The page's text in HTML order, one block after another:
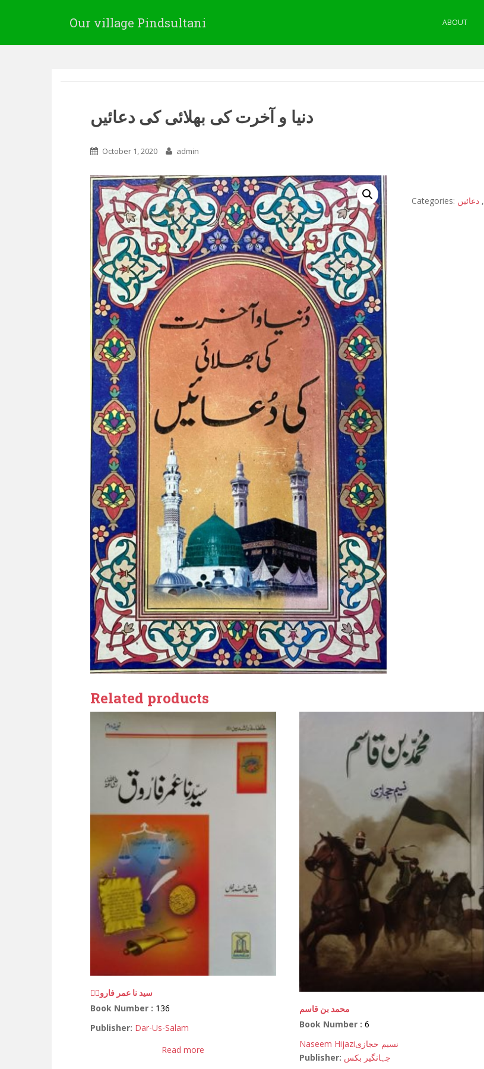
Our village Pindsultani ABOUT
دنیا و آخرت کی بھلائی کی دعائیں
October 1, 2020 admin
Categories: ,دعائیں
Related products
سید نا عمر فاروقؓ
Book Number : 136
Publisher: Dar-Us-Salam
Read more
محمد بن قاسم
Book Number :6
Naseem Hijaziنسیم حجازی
Publisher: جہانگیر بکس